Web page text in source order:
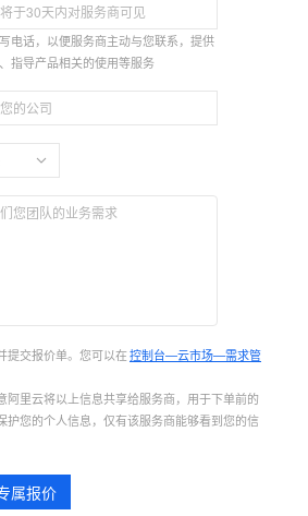
电话，以便服务商主动与您联系，提供
指导产品相关的使用等服务
提交报价单。您可以在控制台—云市场—需求管
阿里云将以上信息共享给服务商，用于下单前的
护您的个人信息，仅有该服务商能够看到您的信
属报价